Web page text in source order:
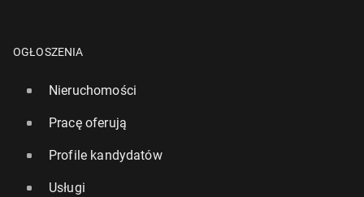
OGŁOSZENIA
Nieruchomości
Pracę oferują
Profile kandydatów
Usługi